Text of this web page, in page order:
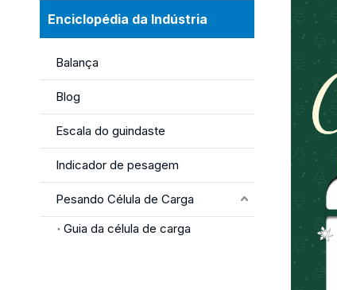
Enciclopédia da Indústria
Balança
Blog
Escala do guindaste
Indicador de pesagem
Pesando Célula de Carga
Guia da célula de carga